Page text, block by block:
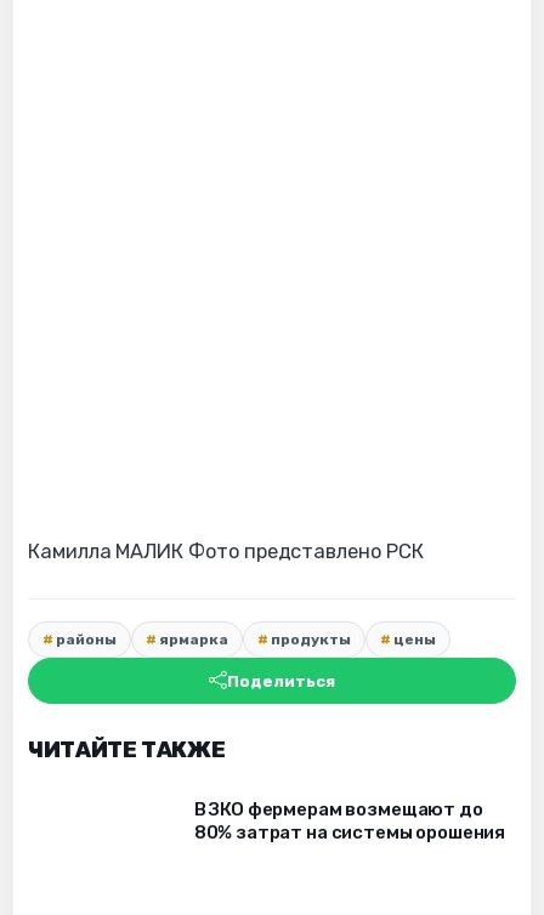
Камилла МАЛИК Фото представлено РСК
районы ярмарка продукты цены
Поделиться
ЧИТАЙТЕ ТАКЖЕ
В ЗКО фермерам возмещают до
80% затрат на системы орошения